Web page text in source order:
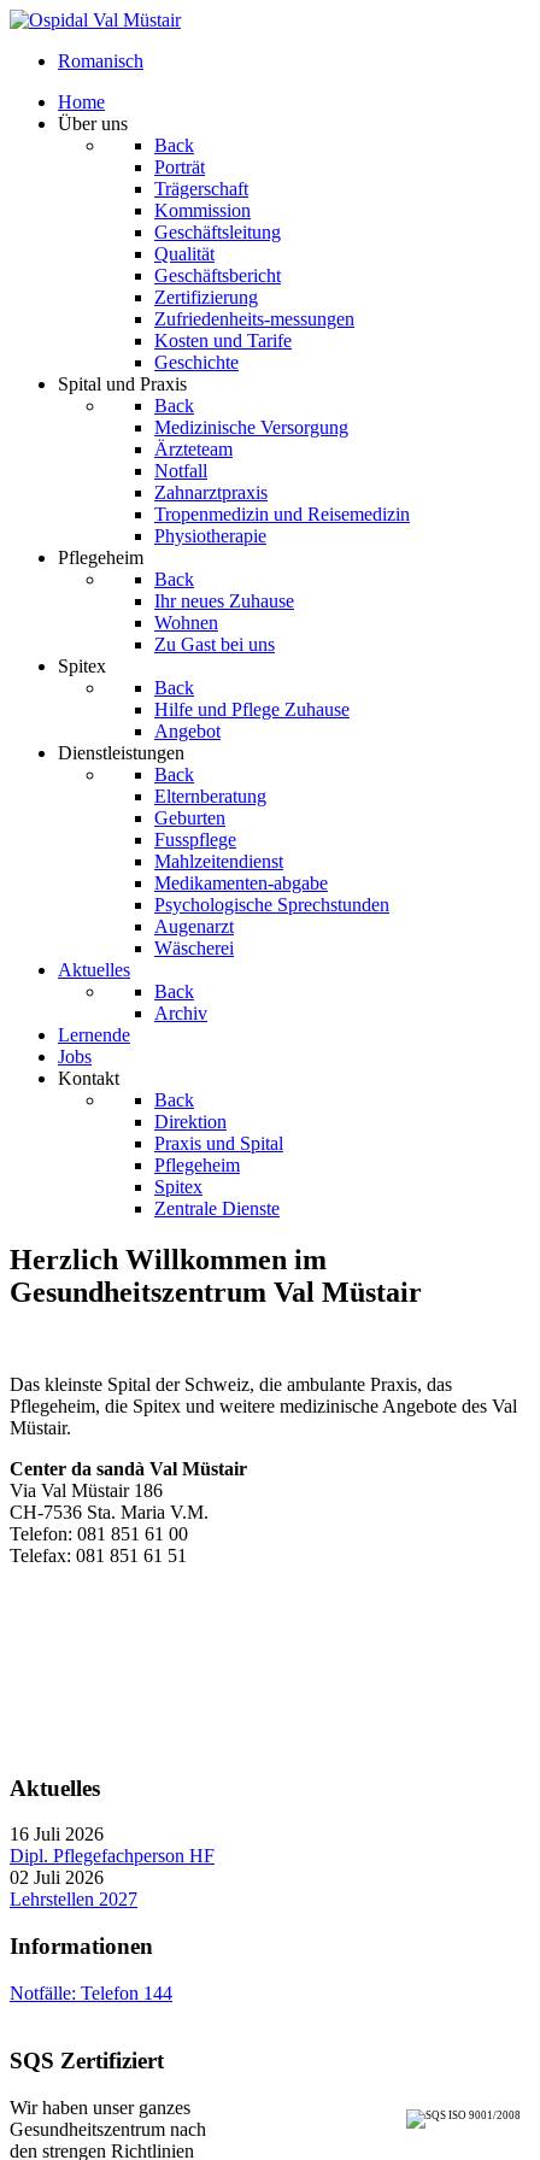
Romanisch
Home
Über uns
Back
Porträt
Trägerschaft
Kommission
Geschäftsleitung
Qualität
Geschäftsbericht
Zertifizierung
Zufriedenheits-messungen
Kosten und Tarife
Geschichte
Spital und Praxis
Back
Medizinische Versorgung
Ärzteteam
Notfall
Zahnarztpraxis
Tropenmedizin und Reisemedizin
Physiotherapie
Pflegeheim
Back
Ihr neues Zuhause
Wohnen
Zu Gast bei uns
Spitex
Back
Hilfe und Pflege Zuhause
Angebot
Dienstleistungen
Back
Elternberatung
Geburten
Fusspflege
Mahlzeitendienst
Medikamenten-abgabe
Psychologische Sprechstunden
Augenarzt
Wäscherei
Aktuelles
Back
Archiv
Lernende
Jobs
Kontakt
Back
Direktion
Praxis und Spital
Pflegeheim
Spitex
Zentrale Dienste
Herzlich Willkommen im
Gesundheitszentrum Val Müstair
Das kleinste Spital der Schweiz, die ambulante Praxis, das
Pflegeheim, die Spitex und weitere medizinische Angebote des Val
Müstair.
Center da sandà Val Müstair
Via Val Müstair 186
CH-7536 Sta. Maria V.M.
Telefon: 081 851 61 00
Telefax: 081 851 61 51
Aktuelles
16 Juli 2026
Dipl. Pflegefachperson HF
02 Juli 2026
Lehrstellen 2027
Informationen
Notfälle: Telefon 144
SQS Zertifiziert
Wir haben unser ganzes
Gesundheitszentrum nach
den strengen Richtlinien